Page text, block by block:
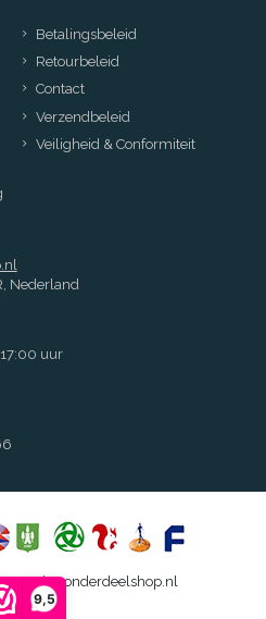
9,5
Betalingsbeleid
Retourbeleid
Contact
Verzendbeleid
Veiligheid & Conformiteit
Nederland
uur
Fietsonderdeelshop.nl